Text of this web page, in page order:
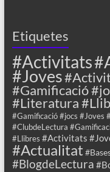
Etiquetes
#Activitats
#Joves
#Gamificació
#Literatura
#Gamificació #jocs
#ClubdeLectura
#Llibres #Activitats
#Actualitat
#BlogdeLectura